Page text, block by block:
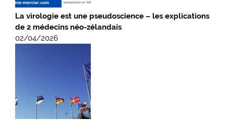
La virologie est une pseudoscience – les explications
de 2 médecins néo-zélandais
02/04/2026